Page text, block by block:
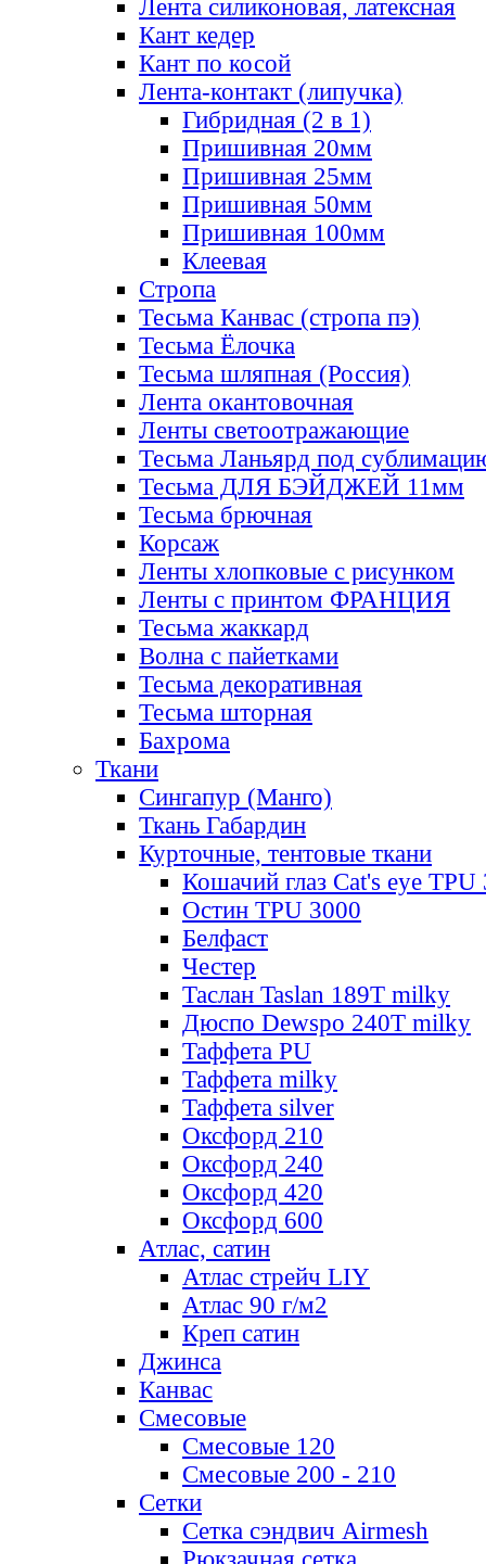
Лента силиконовая, латексная
Кант кедер
Кант по косой
Лента-контакт (липучка)
Гибридная (2 в 1)
Пришивная 20мм
Пришивная 25мм
Пришивная 50мм
Пришивная 100мм
Клеевая
Стропа
Тесьма Канвас (стропа пэ)
Тесьма Ёлочка
Тесьма шляпная (Россия)
Лента окантовочная
Ленты светоотражающие
Тесьма Ланьярд под
Тесьма ДЛЯ БЭЙДЖЕЙ 11мм
Тесьма брючная
Корсаж
Ленты хлопковые с рисунком
Ленты с принтом ФРАНЦИЯ
Тесьма жаккард
Волна с пайетками
Тесьма декоративная
Тесьма шторная
Бахрома
Ткани
Сингапур (Манго)
Ткань Габардин
Курточные, тентовые ткани
Кошачий глаз Cat's eye TPU
Остин TPU 3000
Белфаст
Честер
Таслан Taslan 189T milky
Дюспо Dewspo 240T milky
Таффета PU
Таффета milky
Таффета silver
Оксфорд 210
Оксфорд 240
Оксфорд 420
Оксфорд 600
Атлас, сатин
Атлас стрейч LIY
Атлас 90 г/м2
Креп сатин
Джинса
Канвас
Смесовые
Смесовые 120
Смесовые 200 - 210
Сетки
Сетка сэндвич Airmesh